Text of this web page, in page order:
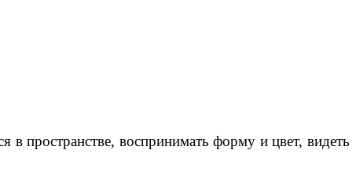
в пространстве, воспринимать форму и цвет, видеть